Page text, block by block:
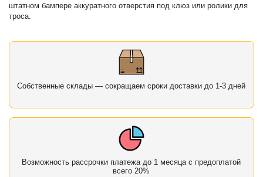
штатном бампере аккуратного отверстия под клюз или ролики для
троса.
Собственные склады — сокращаем сроки доставки до 1-3 дней
Возможность рассрочки платежа до 1 месяца с предоплатой
всего 20%